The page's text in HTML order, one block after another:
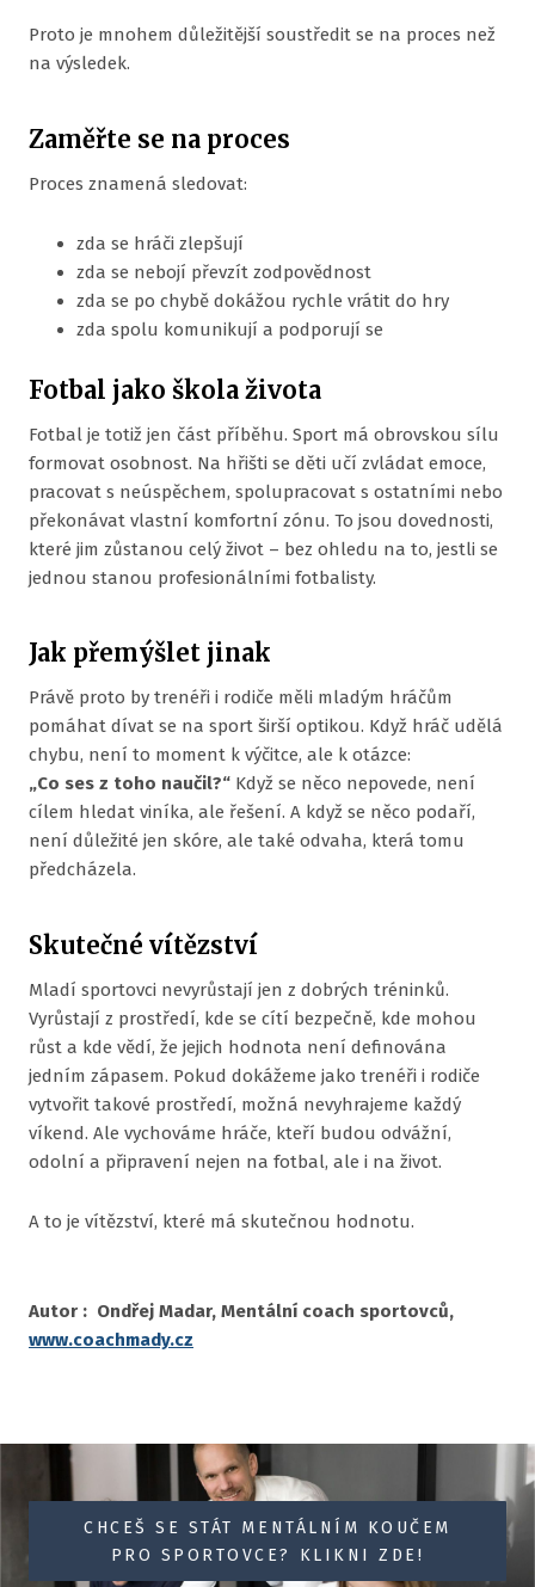
Proto je mnohem důležitější soustředit se na proces než
na výsledek.
Zaměřte se na proces
Proces znamená sledovat:
zda se hráči zlepšují
zda se nebojí převzít zodpovědnost
zda se po chybě dokážou rychle vrátit do hry
zda spolu komunikují a podporují se
Fotbal jako škola života
Fotbal je totiž jen část příběhu. Sport má obrovskou sílu
formovat osobnost. Na hřišti se děti učí zvládat emoce,
pracovat s neúspěchem, spolupracovat s ostatními nebo
překonávat vlastní komfortní zónu. To jsou dovednosti,
které jim zůstanou celý život – bez ohledu na to, jestli se
jednou stanou profesionálními fotbalisty.
Jak přemýšlet jinak
Právě proto by trenéři i rodiče měli mladým hráčům
pomáhat dívat se na sport širší optikou. Když hráč udělá
chybu, není to moment k výčitce, ale k otázce:
„Co ses z toho naučil?“ Když se něco nepovede, není
cílem hledat viníka, ale řešení. A když se něco podaří,
není důležité jen skóre, ale také odvaha, která tomu
předcházela.
Skutečné vítězství
Mladí sportovci nevyrůstají jen z dobrých tréninků.
Vyrůstají z prostředí, kde se cítí bezpečně, kde mohou
růst a kde vědí, že jejich hodnota není definována
jedním zápasem. Pokud dokážeme jako trenéři i rodiče
vytvořit takové prostředí, možná nevyhrajeme každý
víkend. Ale vychováme hráče, kteří budou odvážní,
odolní a připravení nejen na fotbal, ale i na život.
A to je vítězství, které má skutečnou hodnotu.
Autor : Ondřej Madar, Mentální coach sportovců,
www.coachmady.cz
CHCEŠ SE STÁT MENTÁLNÍM KOUČEM
PRO SPORTOVCE? KLIKNI ZDE!